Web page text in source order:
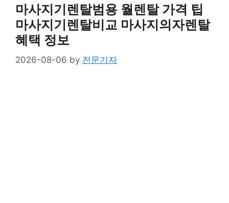
마사지기렌탈범용 월렌탈 가격 팁
마사지기렌탈비교 마사지의자렌탈
혜택 정보
2026-08-06 by 전문기자